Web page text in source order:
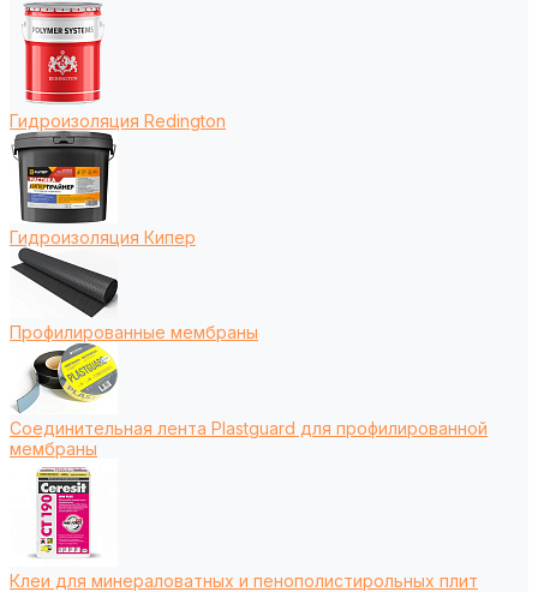
Гидроизоляция Redington
Гидроизоляция Кипер
Профилированные мембраны
Соединительная лента Plastguard для профилированной
мембраны
Клеи для минераловатных и пенополистирольных плит